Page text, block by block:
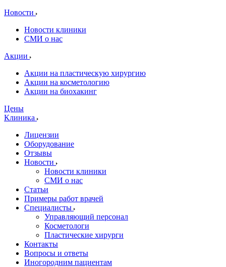
Новости
Новости клиники
СМИ о нас
Акции
Акции на пластическую хирургию
Акции на косметологию
Акции на биохакинг
Цены
Клиника
Лицензии
Оборудование
Отзывы
Новости
Новости клиники
СМИ о нас
Статьи
Примеры работ врачей
Специалисты
Управляющий персонал
Косметологи
Пластические хирурги
Контакты
Вопросы и ответы
Иногородним пациентам